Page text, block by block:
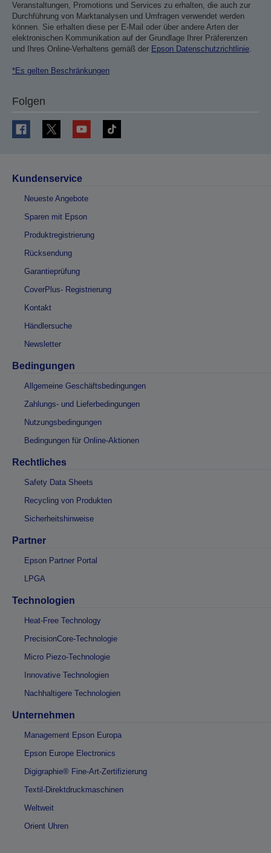
Veranstaltungen, Promotions und Services zu erhalten, die auch zur
Durchführung von Marktanalysen und Umfragen verwendet werden
können. Sie erhalten diese per E-Mail oder über andere Arten der
elektronischen Kommunikation auf der Grundlage Ihrer Präferenzen
und Ihres Online-Verhaltens gemäß der Epson Datenschutzrichtlinie.
*Es gelten Beschränkungen
Folgen
Kundenservice
Neueste Angebote
Sparen mit Epson
Produktregistrierung
Rücksendung
Garantieprüfung
CoverPlus- Registrierung
Kontakt
Händlersuche
Newsletter
Bedingungen
Allgemeine Geschäftsbedingungen
Zahlungs- und Lieferbedingungen
Nutzungsbedingungen
Bedingungen für Online-Aktionen
Rechtliches
Safety Data Sheets
Recycling von Produkten
Sicherheitshinweise
Partner
Epson Partner Portal
LPGA
Technologien
Heat-Free Technology
PrecisionCore-Technologie
Micro Piezo-Technologie
Innovative Technologien
Nachhaltigere Technologien
Unternehmen
Management Epson Europa
Epson Europe Electronics
Digigraphie® Fine-Art-Zertifizierung
Textil-Direktdruckmaschinen
Weltweit
Orient Uhren